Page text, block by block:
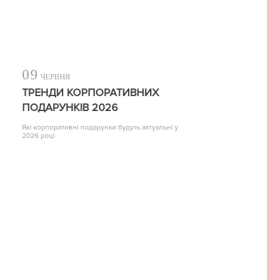
09 ЧЕРВНЯ
ТРЕНДИ КОРПОРАТИВНИХ
ПОДАРУНКІВ 2026
Які корпоративні подарунки будуть актуальні у
2026 році